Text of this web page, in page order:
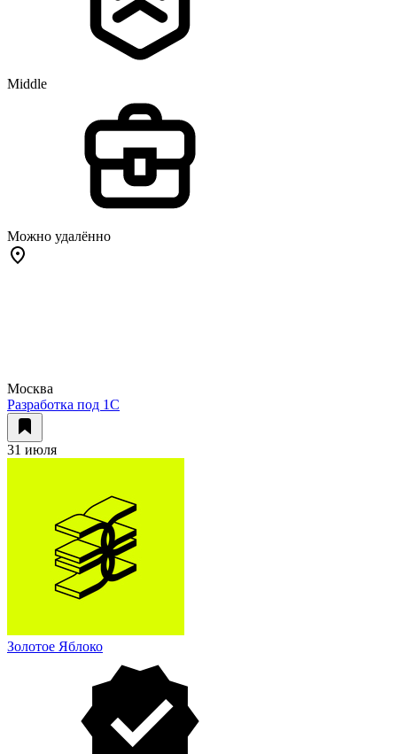
Middle
Можно удалённо
Москва
Разработка под 1С
31 июля
Золотое Яблоко